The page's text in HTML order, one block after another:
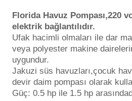
Dalgıç Pompa
Dezenfeksiyon
Havuz Güvenlik
Florida Havuz Pompası,220
elektrik bağlantılıdır.
Ufak hacimli olmaları ile dar
veya polyester makine
uygundur.
Jakuzi süs havuzları,çocuk
devir daim pompası olarak
Güç: 0.5 hp ile 1.5 hp